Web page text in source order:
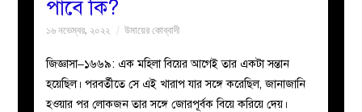
পাতা
মজলিস
পাবে কি?
১৬ নভেম্বর, ২০২২ উমায়ের কোব্বাদী
জিজ্ঞাসা–১৬৬৯: এক মহিলা বিয়ের আগেই তার একটা সন্তান
হয়েছিল। পরবর্তীতে সে এই খারাপ যার সঙ্গে করেছিল, জানাজানি
হওয়ার পর লোকজন তার সঙ্গে জোরপূর্বক বিয়ে করিয়ে দেয়।